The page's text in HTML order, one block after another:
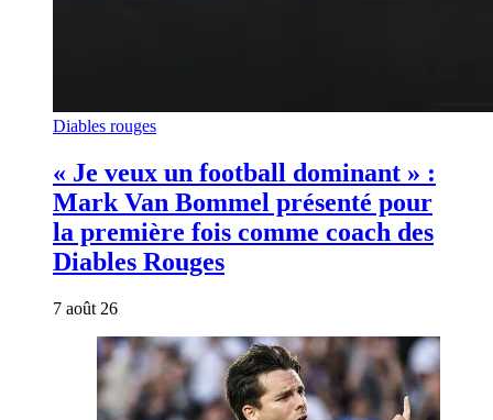
Diables rouges
« Je veux un football dominant » :
Mark Van Bommel présenté pour
la première fois comme coach des
Diables Rouges
7 août 26